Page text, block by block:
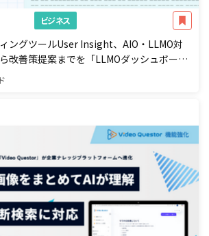
ビジネス
ングツールUser Insight、AIO・LLMO対
改善策提案までを「LLMOダッシュボー